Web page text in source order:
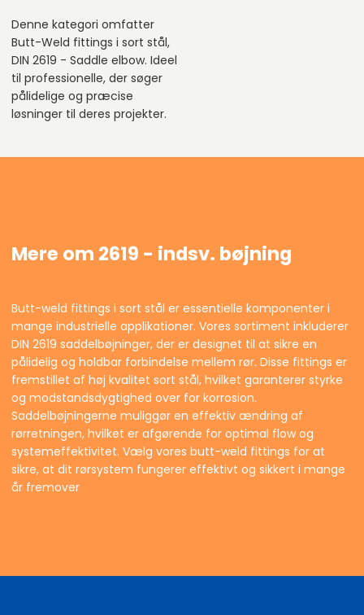
Denne kategori omfatter
Butt-Weld fittings i sort stål,
DIN 2619 - Saddle elbow. Ideel
til professionelle, der søger
pålidelige og præcise
løsninger til deres projekter.
Mere om 2619 - indsv. bøjning
Butt-weld fittings i sort stål er essentielle komponenter i
mange industrielle applikationer. Vores sortiment inkluderer
DIN 2619 saddelbøjninger, der er designet til at sikre en
pålidelig og holdbar forbindelse mellem rør. Disse fittings er
fremstillet af høj kvalitet sort stål, hvilket garanterer styrke
og modstandsdygtighed over for korrosion.
Saddelbøjningerne muliggør en effektiv ændring af
rørretningen, hvilket er afgørende for optimal flow og
systemeffektivitet. Vælg vores butt-weld fittings for at
sikre, at dit rørsystem fungerer effektivt og sikkert i mange
år fremover